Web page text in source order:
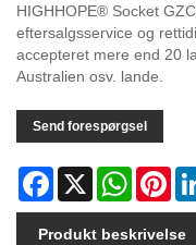
HIGHHOPE® Socket
eftersalgsservice og
accepteret mere end 20
Australien osv. lande.
Send forespørgsel
Facebook
X
Produkt beskrivelse